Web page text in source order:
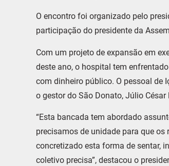
O encontro foi organizado pelo
participação do presidente da
Com um projeto de expansão em
deste ano, o hospital tem
com dinheiro público. O pessoal de
o gestor do São Donato, Júlio César
“Esta bancada tem abordado
precisamos de unidade para que
concretizado esta forma de sentar,
coletivo precisa”, destacou o